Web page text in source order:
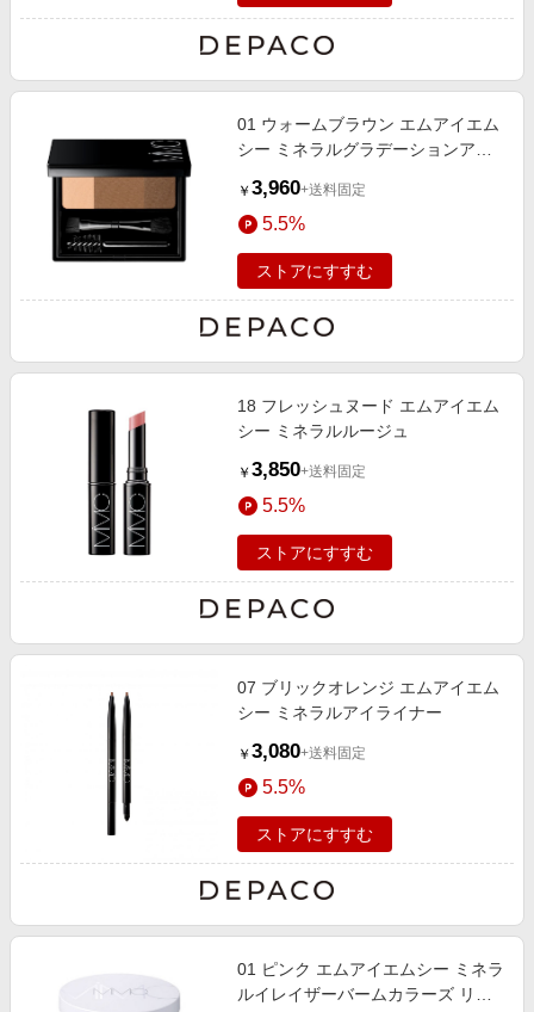
01 ウォームブラウン エムアイエム
シー ミネラルグラデーションアイ
￥ 3,960+送料固定
5.5%
ストアにすすむ
18 フレッシュヌード エムアイエム
シー ミネラルルージュ
￥ 3,850+送料固定
5.5%
ストアにすすむ
07 ブリックオレンジ エムアイエム
シー ミネラルアイライナー
￥ 3,080+送料固定
5.5%
ストアにすすむ
01 ピンク エムアイエムシー ミネラ
ルイレイザーバームカラーズ リフ